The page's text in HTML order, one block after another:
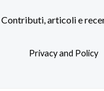
b
k
t
a
a
Contributi, articoli e
Privacy and Policy